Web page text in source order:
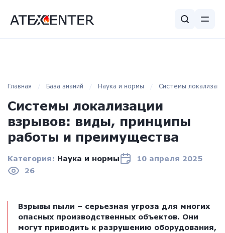
Главная База знаний Наука и нормы Системы
Системы локализации
взрывов: виды, принципы
работы и преимущества
Категория: Наука и нормы
10 апреля 2025
26
Взрывы пыли – серьезная угроза для многих
опасных производственных объектов. Они
могут приводить к разрушению оборудования,